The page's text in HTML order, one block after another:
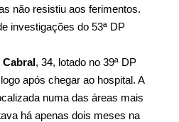
não resistiu aos ferimentos.
investigações do 53ª DP
Cabral, 34, lotado no 39ª DP
após chegar ao hospital. A
numa das áreas mais
há apenas dois meses na